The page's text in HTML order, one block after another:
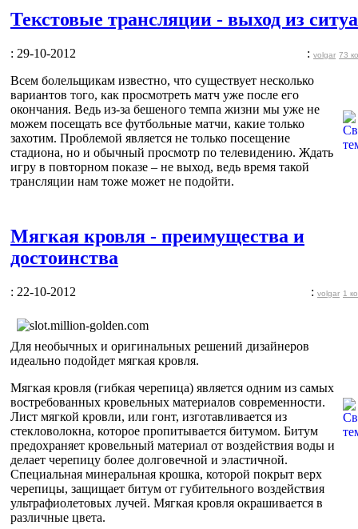
Текстовые трансляции - выход из
: 29-10-2012 : volgar 73
Всем болельщикам известно, что существует несколько
вариантов того, как просмотреть матч уже после его
окончания. Ведь из-за бешеного темпа жизни мы уже не
можем посещать все футбольные матчи, какие только
захотим. Проблемой является не только посещение
стадиона, но и обычный просмотр по телевидению. Ждать
игру в повторном показе – не выход, ведь время такой
трансляции нам тоже может не подойти.
Мягкая кровля - преимущества и
достоинства
: 22-10-2012 : volgar 1
Для необычных и оригинальных решений дизайнеров
идеально подойдет мягкая кровля.
Мягкая кровля (гибкая черепица) является одним из самых
востребованных кровельных материалов современности.
Лист мягкой кровли, или гонт, изготавливается из
стекловолокна, которое пропитывается битумом. Битум
предохраняет кровельный материал от воздействия воды и
делает черепицу более долговечной и эластичной.
Специальная минеральная крошка, которой покрыт верх
черепицы, защищает битум от губительного воздействия
ультрафиолетовых лучей. Мягкая кровля окрашивается в
различные цвета.